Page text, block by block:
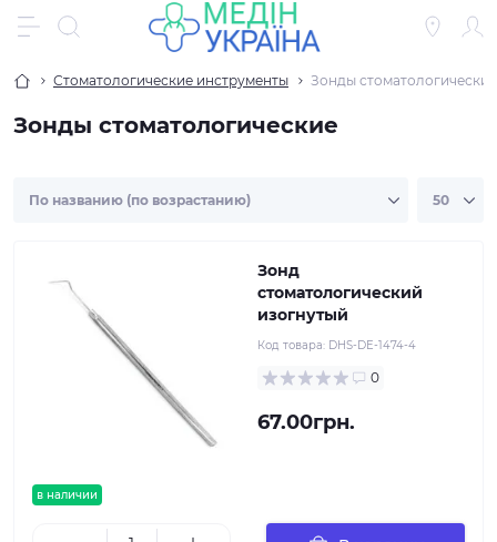
Стоматологические инструменты Зонды стоматологические
Зонды стоматологические
в наличии
Зонд
стоматологический
изогнутый
Код товара: DHS-DE-1474-4
0
67.00грн.